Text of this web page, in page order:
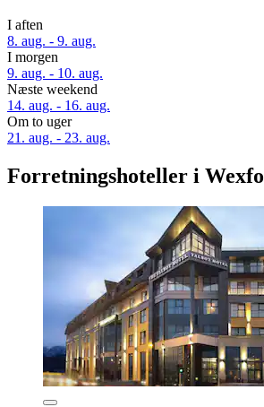
I aften
8. aug. - 9. aug.
I morgen
9. aug. - 10. aug.
Næste weekend
14. aug. - 16. aug.
Om to uger
21. aug. - 23. aug.
Forretningshoteller i